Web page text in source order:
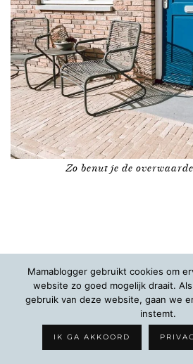
Zo benut je de
INSTAGRAM|
TIKTOK| 1506
Mamablogger gebruikt cookies om
website zo goed mogelijk draait.
gebruik van deze website, gaan we
instemt.
IK GA AKKOORD